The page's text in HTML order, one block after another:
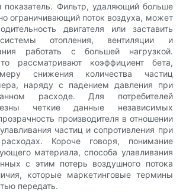
показатель. Фильтр, удаляющий больше
ограничивающий поток воздуха, может
двигателя или заставить
отопления, вентиляции и
работать с большей нагрузкой.
рассматривают коэффициент бета,
снижения количества частиц
наряду с падением давления при
расходе. Для потребителей
четкие данные независимых
производителя в отношении
частиц и сопротивления при
Короче говоря, понимание
материала, способа улавливания
с этим потерь воздушного потока
которые маркетинговые термины
передать.